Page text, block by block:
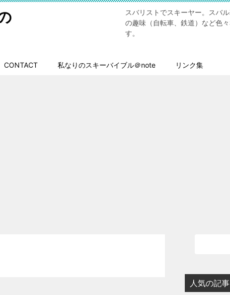
スバリストでスキーヤー。スバ
の趣味（自転車、鉄道）など色
す。
CONTACT 私なりのスキーバイブル＠note リンク集
人気の記事